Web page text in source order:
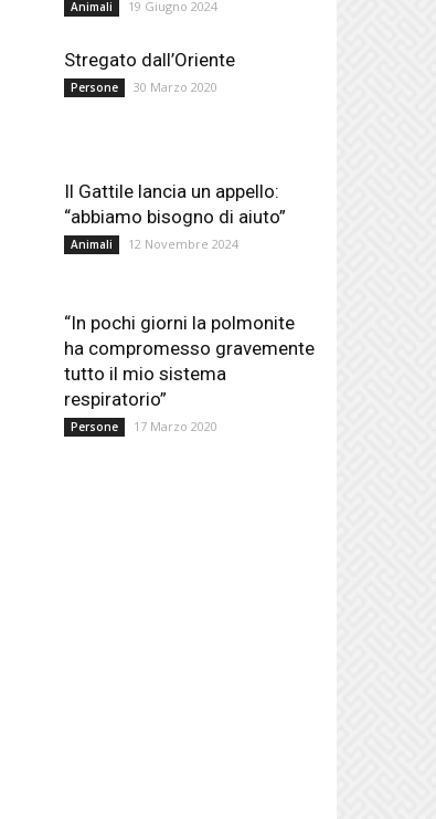
Animali 19 Giugno 2024
Stregato dall’Oriente
Persone 30 Marzo 2020
Il Gattile lancia un appello:
“abbiamo bisogno di aiuto”
Animali 12 Novembre 2024
“In pochi giorni la polmonite
ha compromesso gravemente
tutto il mio sistema
respiratorio”
Persone 17 Marzo 2020